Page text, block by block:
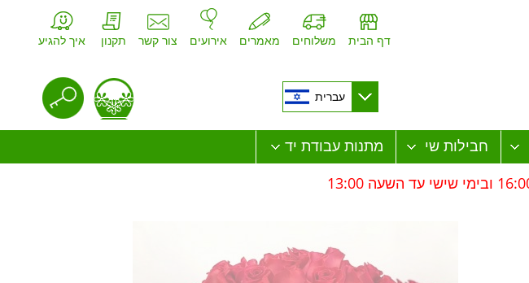
דף הבית משלוחים מאמרים אירועים צור קשר תקנון איך להגיע
עברית
חבילות שי
מתנות עבודת יד